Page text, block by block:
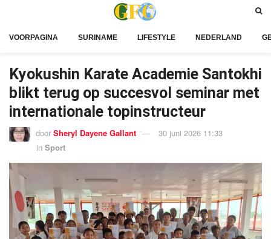
VOORPAGINA SURINAME LIFESTYLE NEDERLAND
Kyokushin Karate Academie Santokhi
blikt terug op succesvol seminar met
internationale topinstructeur
door Sheryl Dayene Gallant
30 juni 2026 11:33
in Sport